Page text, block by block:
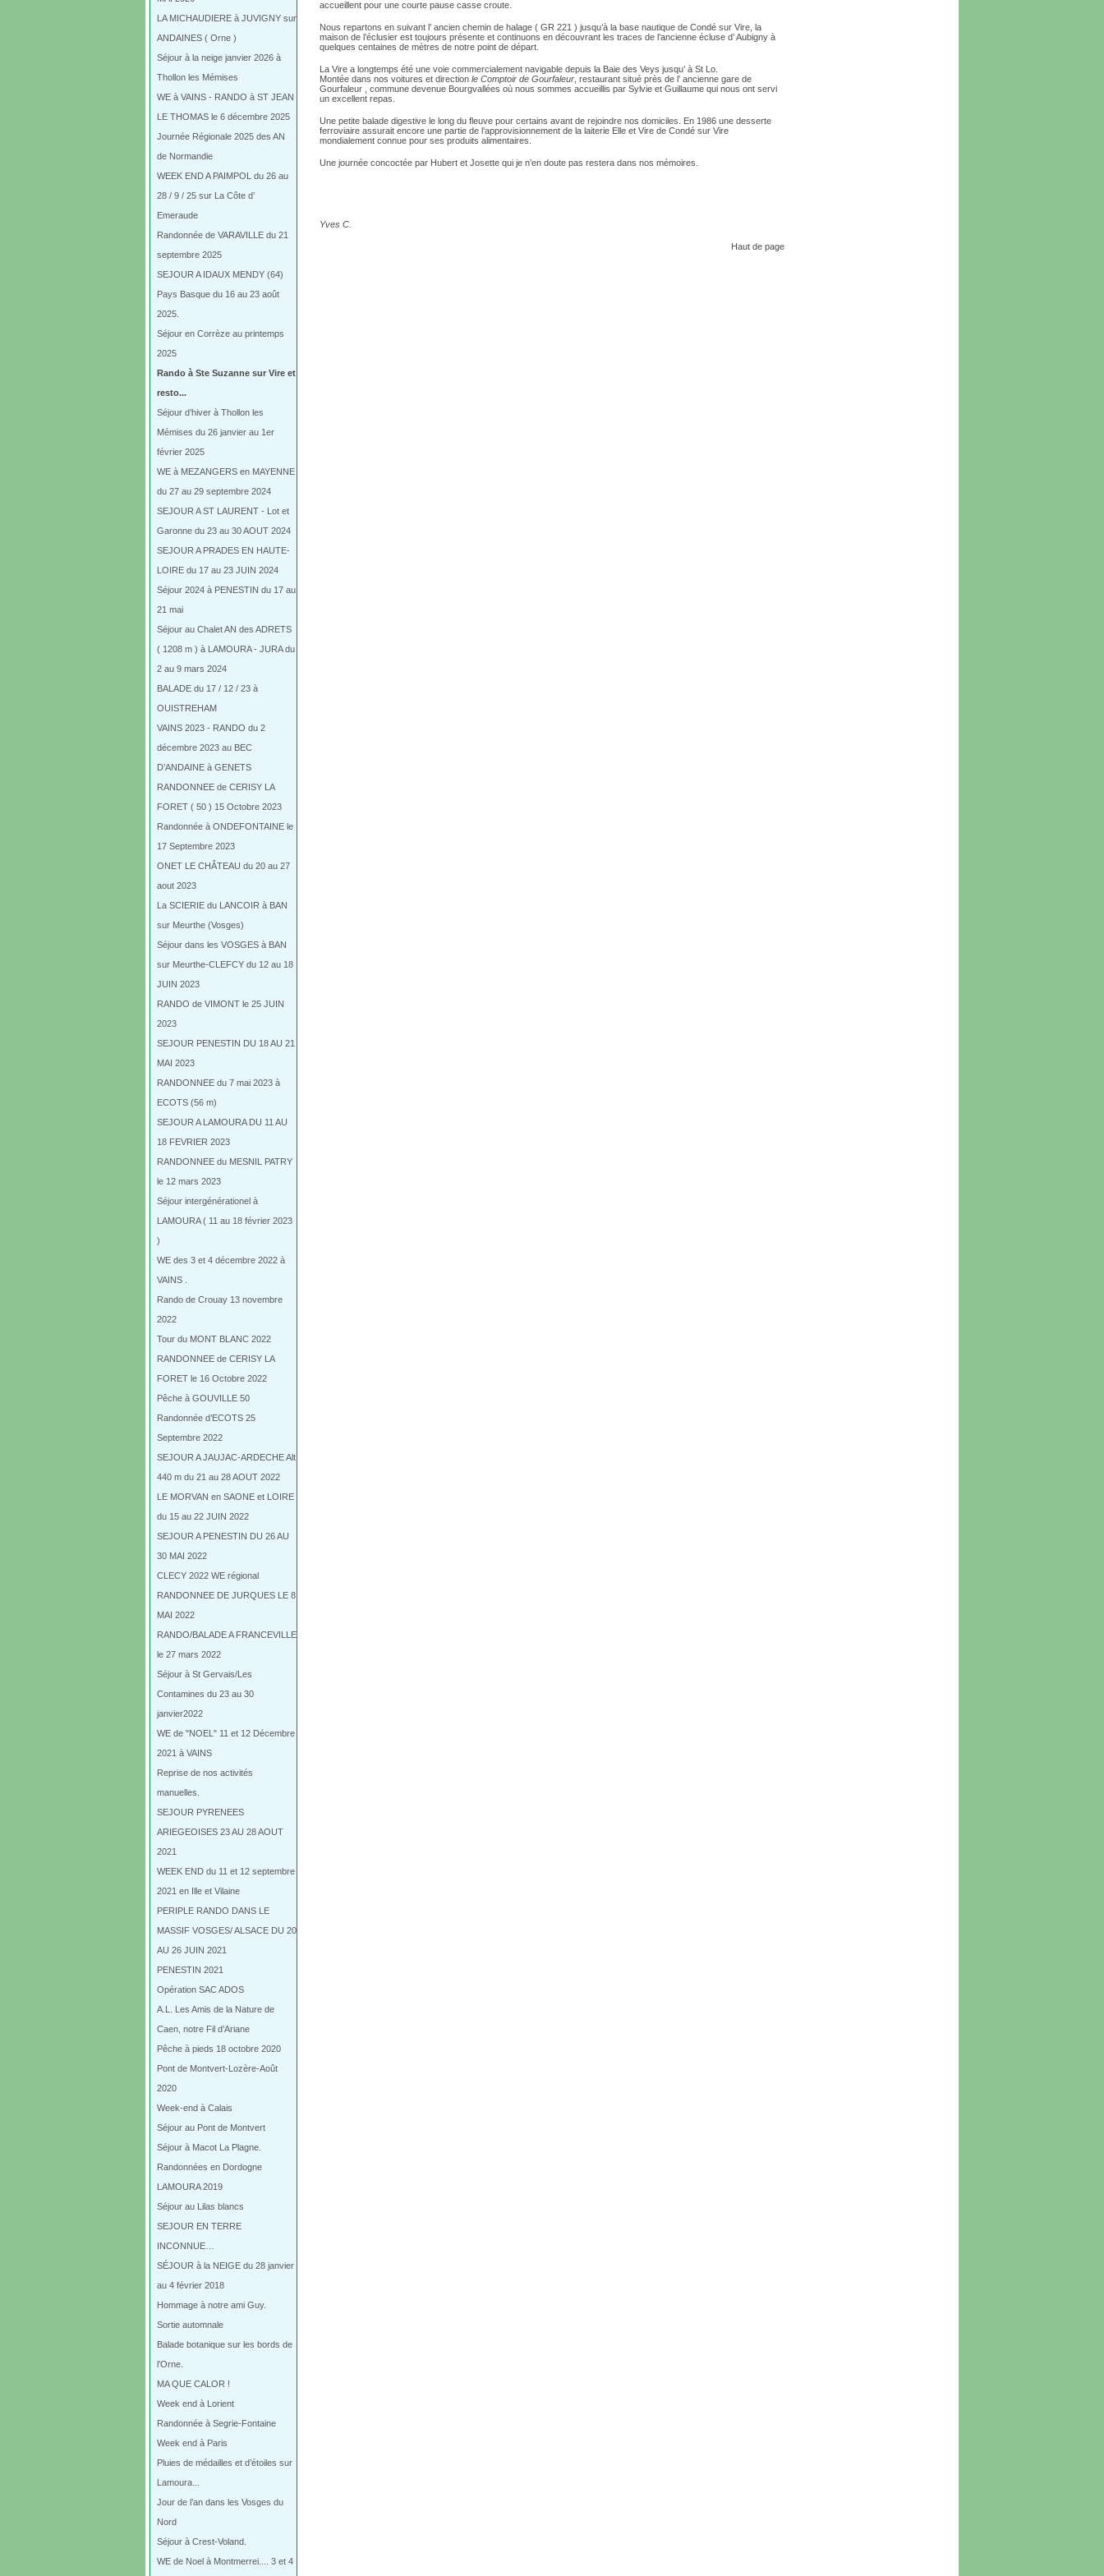
LA MICHAUDIERE à JUVIGNY sur
ANDAINES ( Orne )
Séjour à la neige janvier 2026 à
Thollon les Mémises
WE à VAINS - RANDO à ST JEAN
LE THOMAS le 6 décembre 2025
Journée Régionale 2025 des AN
de Normandie
WEEK END A PAIMPOL du 26 au
28 / 9 / 25 sur La Côte d’
Emeraude
Randonnée de VARAVILLE du 21
septembre 2025
SEJOUR A IDAUX MENDY (64)
Pays Basque du 16 au 23 août
2025.
Séjour en Corrèze au printemps
2025
Rando à Ste Suzanne sur Vire et
resto...
Séjour d’hiver à Thollon les
Mémises du 26 janvier au 1er
février 2025
WE à MEZANGERS en MAYENNE
du 27 au 29 septembre 2024
SEJOUR A ST LAURENT - Lot et
Garonne du 23 au 30 AOUT 2024
SEJOUR A PRADES EN HAUTE-
LOIRE du 17 au 23 JUIN 2024
Séjour 2024 à PENESTIN du 17 au
21 mai
Séjour au Chalet AN des ADRETS
( 1208 m ) à LAMOURA - JURA du
2 au 9 mars 2024
BALADE du 17 / 12 / 23 à
OUISTREHAM
VAINS 2023 - RANDO du 2
décembre 2023 au BEC
D’ANDAINE à GENETS
RANDONNEE de CERISY LA
FORET ( 50 ) 15 Octobre 2023
Randonnée à ONDEFONTAINE le
17 Septembre 2023
ONET LE CHÂTEAU du 20 au 27
aout 2023
La SCIERIE du LANCOIR à BAN
sur Meurthe (Vosges)
Séjour dans les VOSGES à BAN
sur Meurthe-CLEFCY du 12 au 18
JUIN 2023
RANDO de VIMONT le 25 JUIN
2023
SEJOUR PENESTIN DU 18 AU 21
MAI 2023
RANDONNEE du 7 mai 2023 à
ECOTS (56 m)
SEJOUR A LAMOURA DU 11 AU
18 FEVRIER 2023
RANDONNEE du MESNIL PATRY
le 12 mars 2023
Séjour intergénérationel à
LAMOURA ( 11 au 18 février 2023
)
WE des 3 et 4 décembre 2022 à
VAINS .
Rando de Crouay 13 novembre
2022
Tour du MONT BLANC 2022
RANDONNEE de CERISY LA
FORET le 16 Octobre 2022
Pêche à GOUVILLE 50
Randonnée d’ECOTS 25
Septembre 2022
SEJOUR A JAUJAC-ARDECHE Alt
440 m du 21 au 28 AOUT 2022
LE MORVAN en SAONE et LOIRE
du 15 au 22 JUIN 2022
SEJOUR A PENESTIN DU 26 AU
30 MAI 2022
CLECY 2022 WE régional
RANDONNEE DE JURQUES LE 8
MAI 2022
RANDO/BALADE A FRANCEVILLE
le 27 mars 2022
Séjour à St Gervais/Les
Contamines du 23 au 30
janvier2022
WE de "NOEL" 11 et 12 Décembre
2021 à VAINS
Reprise de nos activités
manuelles.
SEJOUR PYRENEES
ARIEGEOISES 23 AU 28 AOUT
2021
WEEK END du 11 et 12 septembre
2021 en Ille et Vilaine
PERIPLE RANDO DANS LE
MASSIF VOSGES/ ALSACE DU 20
AU 26 JUIN 2021
PENESTIN 2021
Opération SAC ADOS
A.L. Les Amis de la Nature de
Caen, notre Fil d’Ariane
Pêche à pieds 18 octobre 2020
Pont de Montvert-Lozère-Août
2020
Week-end à Calais
Séjour au Pont de Montvert
Séjour à Macot La Plagne.
Randonnées en Dordogne
LAMOURA 2019
Séjour au Lilas blancs
SEJOUR EN TERRE
INCONNUE…
SÉJOUR à la NEIGE du 28 janvier
au 4 février 2018
Hommage à notre ami Guy.
Sortie automnale
Balade botanique sur les bords de
l’Orne.
MA QUE CALOR !
Week end à Lorient
Randonnée à Segrie-Fontaine
Week end à Paris
Pluies de médailles et d’étoiles sur
Lamoura...
Jour de l’an dans les Vosges du
Nord
Séjour à Crest-Voland.
WE de Noel à Montmerrei.... 3 et 4
accueillent pour une courte pause casse croute.
Nous repartons en suivant l’ ancien chemin de halage ( GR 221 ) jusqu’à la base nautique de Condé sur Vire, la
maison de l’éclusier est toujours présente et continuons en découvrant les traces de l’ancienne écluse d’ Aubigny à
quelques centaines de mètres de notre point de départ.
La Vire a longtemps été une voie commercialement navigable depuis la Baie des Veys jusqu’ à St Lo.
Montée dans nos voitures et directionle Comptoir de Gourfaleur, restaurant situé près de l’ ancienne gare de
Gourfaleur , commune devenue Bourgvallées où nous sommes accueillis par Sylvie et Guillaume qui nous ont servi
un excellent repas.
Une petite balade digestive le long du fleuve pour certains avant de rejoindre nos domiciles. En 1986 une desserte
ferroviaire assurait encore une partie de l’approvisionnement de la laiterie Elle et Vire de Condé sur Vire
mondialement connue pour ses produits alimentaires.
Une journée concoctée par Hubert et Josette qui je n’en doute pas restera dans nos mémoires.
Yves C.
Haut de page